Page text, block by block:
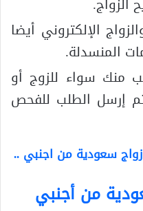
الإلكتروني أيضا
المنسدلة.
منك سواء للزوج أو
إرسل الطلب للفحص
سعودية من اجنبي ..
من أجنبي